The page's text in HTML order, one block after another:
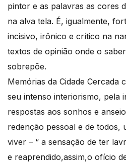
pintor e as palavras as cores
na alva tela. É, igualmente,
incisivo, irônico e crítico na
textos de opinião onde o
sobrepõe.
Memórias da Cidade Cercada
seu intenso interiorismo, pela
respostas aos sonhos e
redenção pessoal e de todos,
viver – “ a sensação de ter
e reaprendido,assim,o ofício